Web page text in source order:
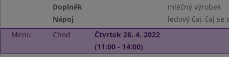
Doplněk
mléčný výrobek
Nápoj
ledový čaj, čaj se
Menu
Chod
Čtvrtek 28. 4. 2022
(11:00 - 14:00)